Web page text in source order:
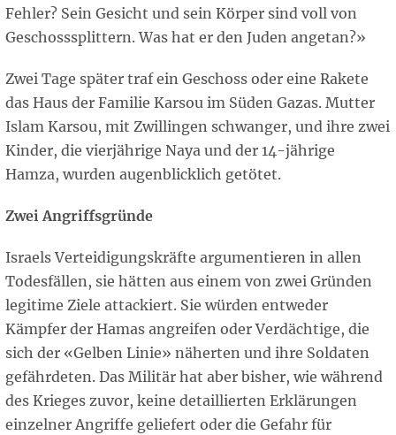
Fehler? Sein Gesicht und sein Körper sind voll von
Geschosssplittern. Was hat er den Juden angetan?»
Zwei Tage später traf ein Geschoss oder eine Rakete
das Haus der Familie Karsou im Süden Gazas. Mutter
Islam Karsou, mit Zwillingen schwanger, und ihre zwei
Kinder, die vierjährige Naya und der 14-jährige
Hamza, wurden augenblicklich getötet.
Zwei Angriffsgründe
Israels Verteidigungskräfte argumentieren in allen
Todesfällen, sie hätten aus einem von zwei Gründen
legitime Ziele attackiert. Sie würden entweder
Kämpfer der Hamas angreifen oder Verdächtige, die
sich der «Gelben Linie» näherten und ihre Soldaten
gefährdeten. Das Militär hat aber bisher, wie während
des Krieges zuvor, keine detaillierten Erklärungen
einzelner Angriffe geliefert oder die Gefahr für